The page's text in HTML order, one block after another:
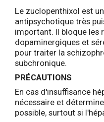
Le zuclopenthixol est
antipsychotique très
important. Il bloque les
dopaminergiques et
pour traiter la
subchronique.
PRÉCAUTIONS
En cas d'insuffisance
nécessaire et
possible, surtout si